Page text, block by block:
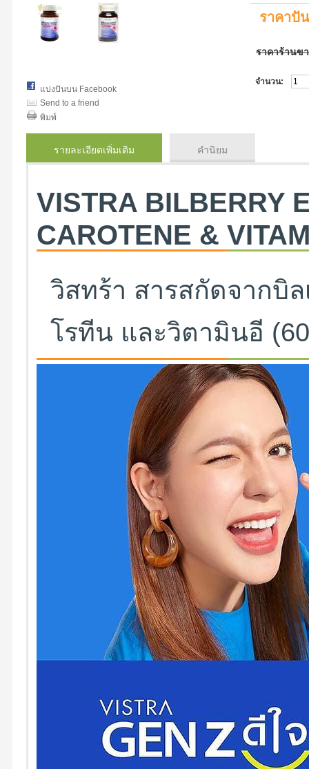
แบ่งปันบน Facebook
Send to a friend
พิมพ์
ราคาปั
ราคาร้านข
จำนวน:
รายละเอียดเพิ่มเติม คำนิยม
VISTRA BILBERRY
CAROTENE &
วิสทร้า สารสกัดจากบิ
โรทีน และวิตามินอี